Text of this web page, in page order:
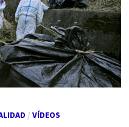
/ VÍDEOS